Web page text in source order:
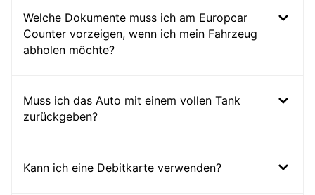
Welche Dokumente muss ich am Europcar
Counter vorzeigen, wenn ich mein Fahrzeug
abholen möchte?
Muss ich das Auto mit einem vollen Tank
zurückgeben?
Kann ich eine Debitkarte verwenden?